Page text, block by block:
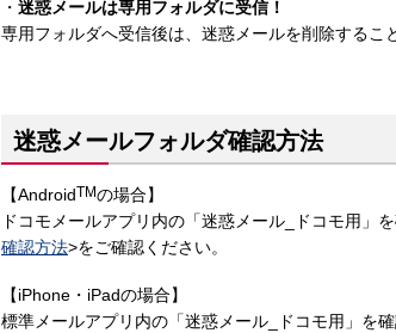
・ 迷惑メールは専用フォルダに受信！
専用フォルダへ受信後は、迷惑メールを削除するこ
迷惑メールフォルダ確認方法
【AndroidTMの場合】
ドコモメールアプリ内の「迷惑メール_ドコモ用」
確認方法>をご確認ください。
【iPhone・iPadの場合】
標準メールアプリ内の「迷惑メール_ドコモ用」を